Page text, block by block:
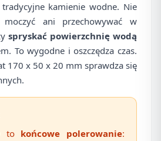
kamienie wodne. Nie
ani przechowywać w
spryskać powierzchnię wodą
To wygodne i oszczędza czas.
170 x 50 x 20 mm sprawdza się
to końcowe polerowanie: